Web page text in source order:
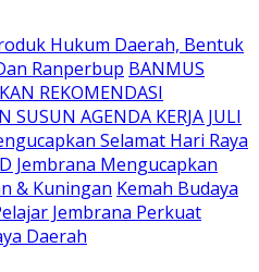
Hukum Daerah, Bentuk
Ranperbup BANMUS
REKOMENDASI
SUSUN AGENDA KERJA JULI
Selamat Hari Raya
Jembrana Mengucapkan
& Kuningan Kemah Budaya
Jembrana Perkuat
Daerah